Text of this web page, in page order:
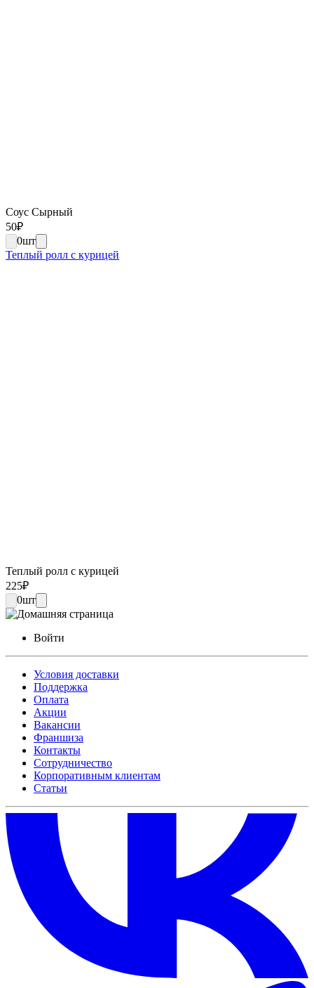
Соус Сырный
50₽
0шт
Теплый ролл с курицей
Теплый ролл с курицей
225₽
0шт
Войти
Условия доставки
Поддержка
Оплата
Акции
Вакансии
Франшиза
Контакты
Сотрудничество
Корпоративным клиентам
Статьи